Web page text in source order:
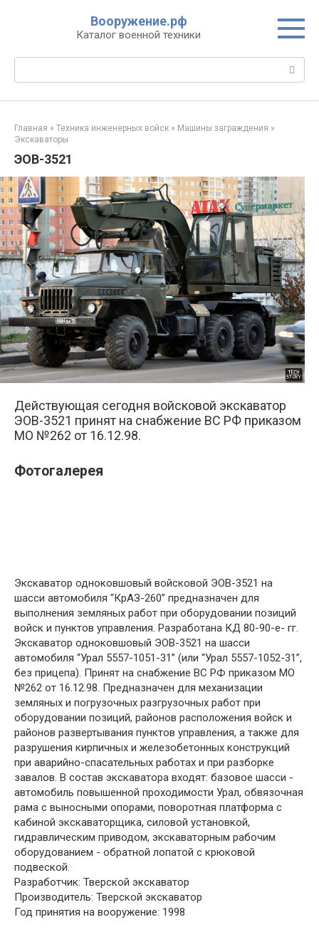
Вооружение.рф
Каталог военной техники
Поиск:
Главная » Техника инженерных войск » Машины заграждения »
Экскаваторы
ЭОВ-3521
Действующая сегодня войсковой экскаватор
ЭОВ-3521 принят на снабжение ВС РФ приказом
МО №262 от 16.12.98.
Фотогалерея
Экскаватор одноковшовый войсковой ЭОВ-3521 на
шасси автомобиля “КрАЗ-260” предназначен для
выполнения земляных работ при оборудовании позиций
войск и пунктов управления. Разработана КД 80-90-е- гг.
Экскаватор одноковшовый ЭОВ-3521 на шасси
автомобиля “Урал 5557-1051-31” (или “Урал 5557-1052-31”,
без прицепа). Принят на снабжение ВС РФ приказом МО
№262 от 16.12.98. Предназначен для механизации
земляных и погрузочных разгрузочных работ при
оборудовании позиций, районов расположения войск и
районов развертывания пунктов управления, а также для
разрушения кирпичных и железобетонных конструкций
при аварийно-спасательных работах и при разборке
завалов. В состав экскаватора входят: базовое шасси -
автомобиль повышенной проходимости Урал, обвязочная
рама с выносными опорами, поворотная платформа с
кабиной экскаваторщика, силовой установкой,
гидравлическим приводом, экскаваторным рабочим
оборудованием - обратной лопатой с крюковой
подвеской.
Разработчик: Тверской экскаватор
Производитель: Тверской экскаватор
Год принятия на вооружение: 1998